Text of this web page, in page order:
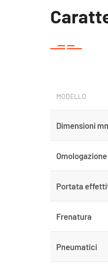
MODELLO
Dimensioni
Portata
Frenatura
Pneumatici